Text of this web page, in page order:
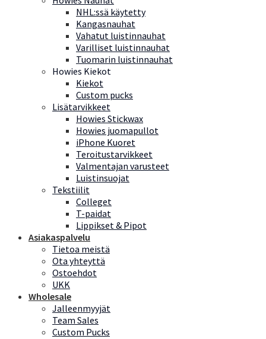
NHL:ssä käytetty
Kangasnauhat
Vahatut luistinnauhat
Varilliset luistinnauhat
Tuomarin luistinnauhat
Howies Kiekot
Kiekot
Custom pucks
Lisätarvikkeet
Howies Stickwax
Howies juomapullot
iPhone Kuoret
Teroitustarvikkeet
Valmentajan varusteet
Luistinsuojat
Tekstiilit
Colleget
T-paidat
Lippikset & Pipot
Asiakaspalvelu
Tietoa meistä
Ota yhteyttä
Ostoehdot
UKK
Wholesale
Jalleenmyyjät
Team Sales
Custom Pucks